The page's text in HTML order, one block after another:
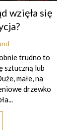
wzięła się
trudno to
sztuczną lub
małe, na
drzewko